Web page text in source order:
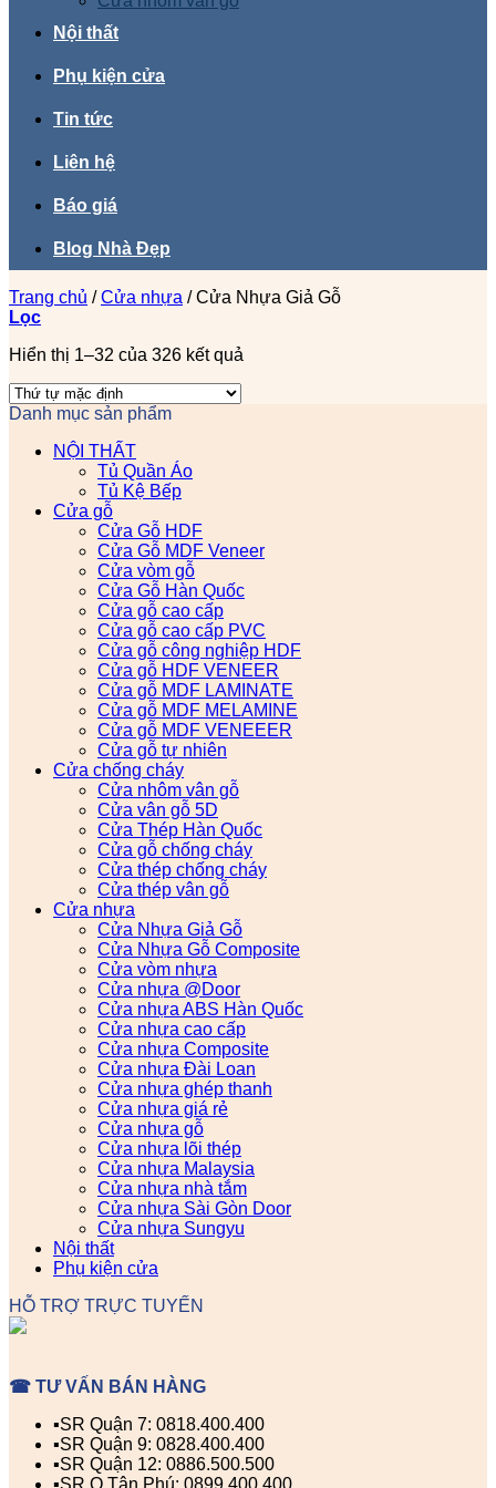
Nội thất
Phụ kiện cửa
Tin tức
Liên hệ
Báo giá
Blog Nhà Đẹp
Trang chủ / Cửa nhựa /Cửa Nhựa Giả Gỗ
Lọc
Hiển thị 1–32 của 326 kết quả
Danh mục sản phẩm
NỘI THẤT
Tủ Quần Áo
Tủ Kệ Bếp
Cửa gỗ
Cửa Gỗ HDF
Cửa Gỗ MDF Veneer
Cửa vòm gỗ
Cửa Gỗ Hàn Quốc
Cửa gỗ cao cấp
Cửa gỗ cao cấp PVC
Cửa gỗ công nghiệp HDF
Cửa gỗ HDF VENEER
Cửa gỗ MDF LAMINATE
Cửa gỗ MDF MELAMINE
Cửa gỗ MDF VENEEER
Cửa gỗ tự nhiên
Cửa chống cháy
Cửa nhôm vân gỗ
Cửa vân gỗ 5D
Cửa Thép Hàn Quốc
Cửa gỗ chống cháy
Cửa thép chống cháy
Cửa thép vân gỗ
Cửa nhựa
Cửa Nhựa Giả Gỗ
Cửa Nhựa Gỗ Composite
Cửa vòm nhựa
Cửa nhựa @Door
Cửa nhựa ABS Hàn Quốc
Cửa nhựa cao cấp
Cửa nhựa Composite
Cửa nhựa Đài Loan
Cửa nhựa ghép thanh
Cửa nhựa giá rẻ
Cửa nhựa gỗ
Cửa nhựa lõi thép
Cửa nhựa Malaysia
Cửa nhựa nhà tắm
Cửa nhựa Sài Gòn Door
Cửa nhựa Sungyu
Nội thất
Phụ kiện cửa
HỖ TRỢ TRỰC TUYẾN
☎ TƯ VẤN BÁN HÀNG
▪️SR Quận 7: 0818.400.400
▪️SR Quận 9: 0828.400.400
▪️SR Quận 12: 0886.500.500
▪️SR Q.Tân Phú: 0899.400.400